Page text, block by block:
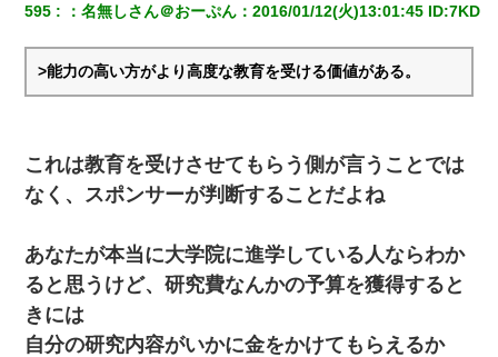
夫に癌の余命宣告。その闘病中に長女から信じられない言葉を受
けた
童貞俺、宅飲みした女友達2人を家に泊めた結果ｗｗｗｗｗｗ
13歳娘が元嫁のところから逃げてきた。どう扱ったらいいのかわ
からない
夫に癌の余命宣告。その闘病中に長女から信じられない言葉を受
けた
595 ：名無しさん＠おーぷん ：2016/01/12(火)13:01:45 ID:7KD
>能力の高い方がより高度な教育を受ける価値がある。
これは教育を受けさせてもらう側が言うことでは
なく、スポンサーが判断することだよね
あなたが本当に大学院に進学している人ならわか
ると思うけど、研究費なんかの予算を獲得すると
きには
自分の研究内容がいかに金をかけてもらえるか